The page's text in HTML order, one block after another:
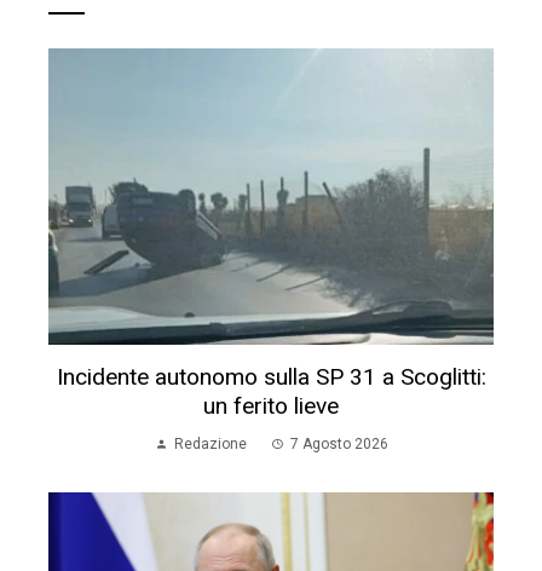
Incidente autonomo sulla SP 31 a Scoglitti:
un ferito lieve
Redazione 7 Agosto 2026